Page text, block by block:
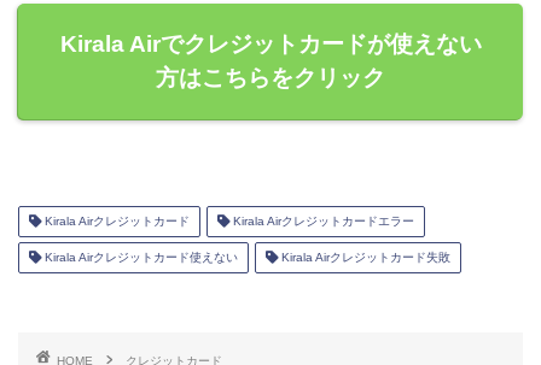
Kirala Airでクレジットカードが使えない
方はこちらをクリック
Kirala Airクレジットカード Kirala Airクレジットカードエラー
Kirala Airクレジットカード使えない Kirala Airクレジットカード失敗
HOME クレジットカード